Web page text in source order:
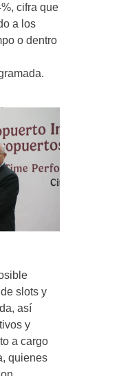
cifra que
a los
o dentro
slots y
así
y
a cargo
quienes